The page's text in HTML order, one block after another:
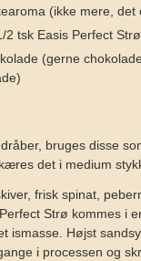
(ikke mere, det
2 tsk Easis Perfect Strø
(gerne
bruges disse
det i medium
frisk spinat,
Strø kommes i
ismasse. Højst
i processen og